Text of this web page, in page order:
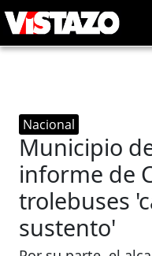
Nacional
Municipio
informe de
trolebuses
sustento'